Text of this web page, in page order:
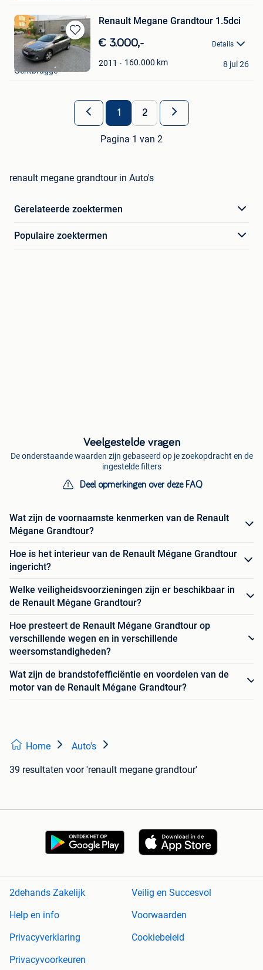
Bewaren
in
Favorieten
Renault Megane Grandtour 1.5dci
€ 3.000,- Details
2011 160.000 km
tarik_k
Gentbrugge
8 jul 26
1 2
Pagina 1 van 2
renault megane grandtour in Auto's
Gerelateerde zoektermen
Populaire zoektermen
Veelgestelde vragen
De onderstaande waarden zijn gebaseerd op je zoekopdracht en de
ingestelde filters
Deel opmerkingen over deze FAQ
Wat zijn de voornaamste kenmerken van de Renault
Mégane Grandtour?
Hoe is het interieur van de Renault Mégane Grandtour
ingericht?
Welke veiligheidsvoorzieningen zijn er beschikbaar in
de Renault Mégane Grandtour?
Hoe presteert de Renault Mégane Grandtour op
verschillende wegen en in verschillende
weersomstandigheden?
Wat zijn de brandstofefficiëntie en voordelen van de
motor van de Renault Mégane Grandtour?
Home Auto's
39 resultaten voor 'renault megane grandtour'
2dehands Zakelijk
Veilig en Succesvol
Help en info
Voorwaarden
Privacyverklaring
Cookiebeleid
Privacyvoorkeuren